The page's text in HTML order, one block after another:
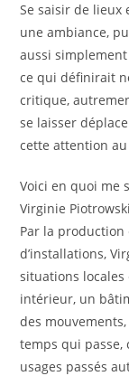
Se saisir de lieux
une ambiance,
aussi
ce qui définirait
critique,
se laisser
cette attention
Voici en quoi me
Virginie
Par la
d’installations,
situations locales
intérieur, un
des
temps qui passe,
usages passés